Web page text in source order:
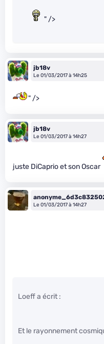
" />
jb18v
Le 01/03/2017 à 14h25
" />
jb18v
Le 01/03/2017 à 14h27
juste DiCaprio et son Oscar
Le 01/03/2017 à 14h27
Loeff a écrit :
Et le rayonnement